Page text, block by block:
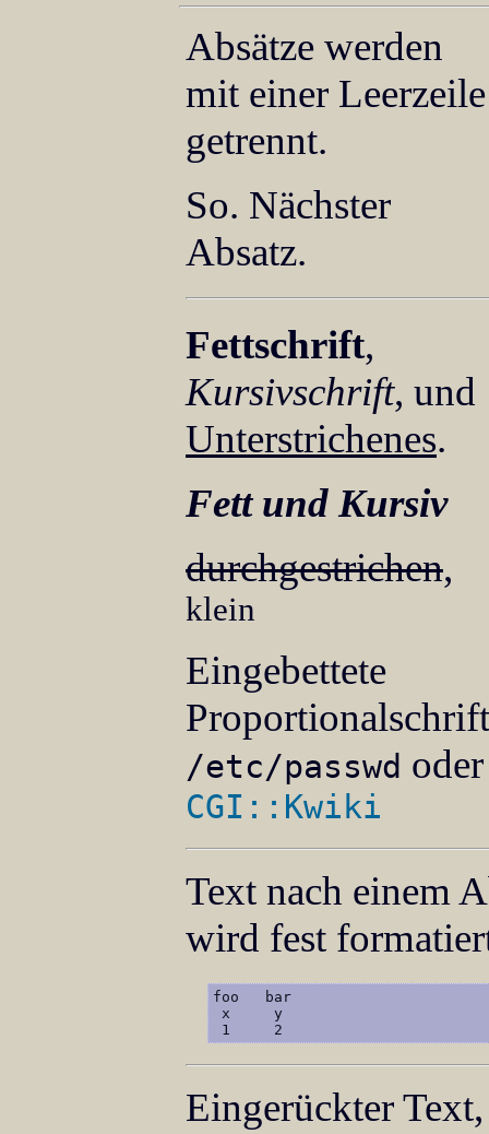
Absätze werden
mit einer Leerzeile
getrennt.
So. Nächster
Absatz.
Fettschrift,
Kursivschrift, und
Unterstrichenes.
Fett und Kursiv
durchgestrichen,
klein
Eingebettete
Proportionalschrift
/etc/passwd oder
CGI::Kwiki
Text nach einem
wird fest
foo   bar
x     y
1     2
Eingerückter